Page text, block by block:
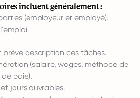
incluent généralement :
(employeur et employé).
description des tâches.
(salaire, wages, méthode de
paie).
jours ouvrables.